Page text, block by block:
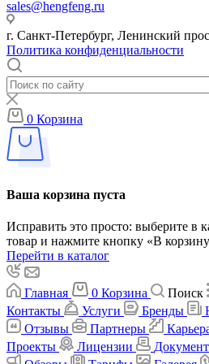
sales@hengfeng.ru
г. Санкт-Петербург, Ленинский
Политика конфиденциальности
0 Корзина
Ваша корзина пуста
Исправить это просто: выберите в
товар и нажмите кнопку «В
Перейти в каталог
Главная 0 Корзина Поиск
Контакты
Услуги Бренды
Отзывы
Партнеры
Проекты
Лицензии